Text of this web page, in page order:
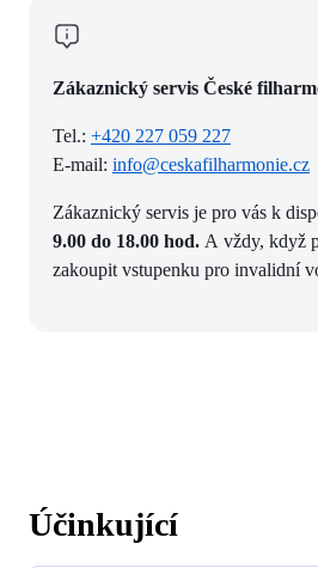
Zákaznický servis České
Tel.: +420 227 059 227
E-mail: info@ceskafilharmonie.cz
Zákaznický servis je pro vás k
9.00 do 18.00 hod. A vždy, když
zakoupit vstupenku pro invalidní
Účinkující